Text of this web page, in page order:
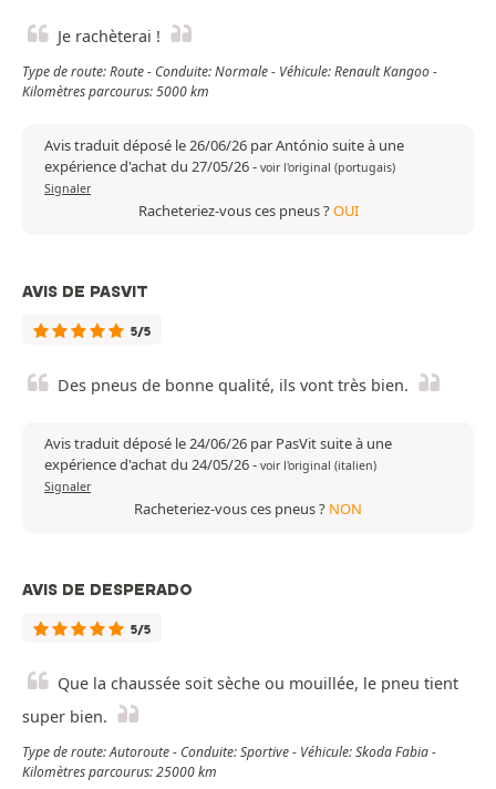
Je rachèterai !
Type de route: Route - Conduite: Normale - Véhicule: Renault Kangoo -
Kilomètres parcourus: 5000 km
Avis traduit déposé le 26/06/26 par António suite à une
expérience d'achat du 27/05/26- voir l'original (portugais)
Signaler
Racheteriez-vous ces pneus ?OUI
AVIS DE PASVIT
5/5
Des pneus de bonne qualité, ils vont très bien.
Avis traduit déposé le 24/06/26 par PasVit suite à une
expérience d'achat du 24/05/26- voir l'original (italien)
Signaler
Racheteriez-vous ces pneus ? NON
AVIS DE DESPERADO
5/5
Que la chaussée soit sèche ou mouillée, le pneu tient
super bien.
Type de route: Autoroute - Conduite: Sportive - Véhicule: Skoda Fabia -
Kilomètres parcourus: 25000 km